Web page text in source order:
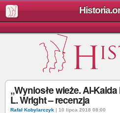
„Wyniosłe wieże. Al-
L. Wright – recenzja
Rafał Kobylarczyk | 10 lipca 2018 08:00